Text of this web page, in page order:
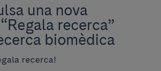
una nova
recerca”
biomèdica
recerca!